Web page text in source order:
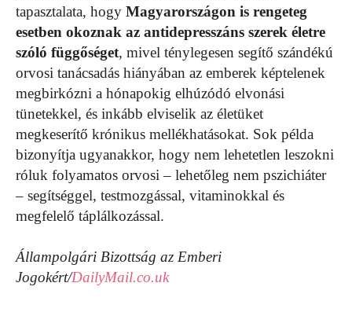
tapasztalata, hogy Magyarországon is rengeteg
esetben okoznak az antidepresszáns szerek életre
szóló függőséget, mivel ténylegesen segítő szándékú
orvosi tanácsadás hiányában az emberek képtelenek
megbirkózni a hónapokig elhúzódó elvonási
tünetekkel, és inkább elviselik az életüket
megkeserítő krónikus mellékhatásokat. Sok példa
bizonyítja ugyanakkor, hogy nem lehetetlen leszokni
róluk folyamatos orvosi – lehetőleg nem pszichiáter
– segítséggel, testmozgással, vitaminokkal és
megfelelő táplálkozással.
Állampolgári Bizottság az Emberi
Jogokért/DailyMail.co.uk